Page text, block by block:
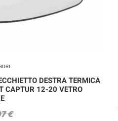
DESTRA TERMICA
CAPTUR 12-20 VETRO
€